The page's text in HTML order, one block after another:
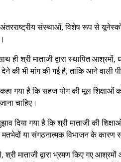
संस्थाओं, विशेष रूप से
ही श्री माताजी द्वारा स्थापित
की भी मांग की गई है, ताकि आने वाली
गया है कि सहज योग की मूल शिक्षाओं
चाहिए।
दिया गया है कि श्री माताजी की
मतभेदों या संगठनात्मक विभाजन के कारण
श्री माताजी द्वारा भ्रमण किए गए